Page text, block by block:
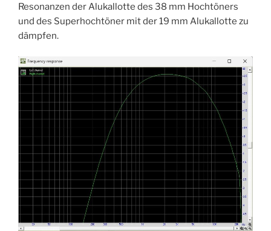
Resonanzen der Alukallotte des 38 mm Hochtöners
und des Superhochtöner mit der 19 mm Alukallotte zu
dämpfen.